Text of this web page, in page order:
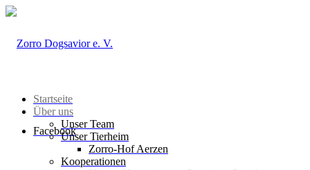
Facebook
Startseite
Über uns
Unser Team
Unser Tierheim
Zorro-Hof Aerzen
Kooperationen